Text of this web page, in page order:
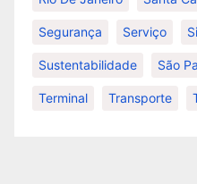
Segurança Serviço
Sustentabilidade São
Terminal Transporte